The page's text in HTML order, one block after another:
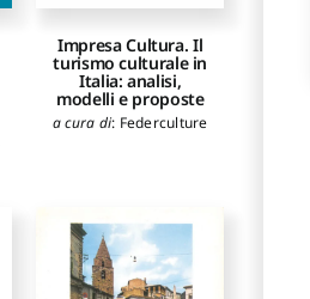
Impresa Cultura. Il
turismo culturale in
Italia: analisi,
modelli e proposte
a cura di: Federculture